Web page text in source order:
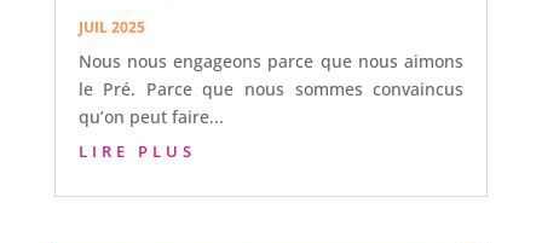
JUIL 2025
Nous nous engageons parce que nous aimons
le Pré. Parce que nous sommes convaincus
qu’on peut faire...
LIRE PLUS